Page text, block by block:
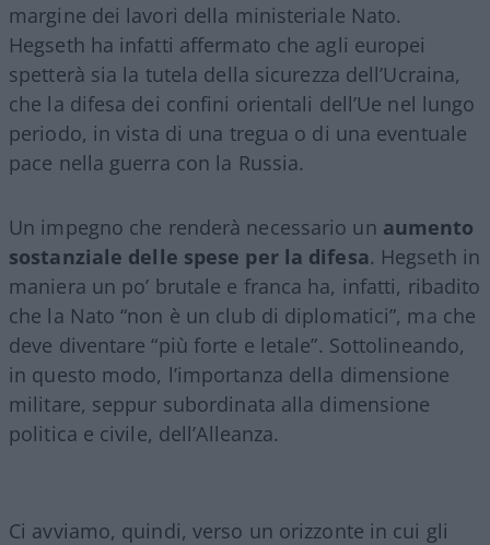
margine dei lavori della ministeriale Nato.
Hegseth ha infatti affermato che agli europei
spetterà sia la tutela della sicurezza dell’Ucraina,
che la difesa dei confini orientali dell’Ue nel lungo
periodo, in vista di una tregua o di una eventuale
pace nella guerra con la Russia.
Un impegno che renderà necessario un aumento
sostanziale delle spese per la difesa. Hegseth in
maniera un po’ brutale e franca ha, infatti, ribadito
che la Nato “non è un club di diplomatici”, ma che
deve diventare “più forte e letale”. Sottolineando,
in questo modo, l’importanza della dimensione
militare, seppur subordinata alla dimensione
politica e civile, dell’Alleanza.
Ci avviamo, quindi, verso un orizzonte in cui gli